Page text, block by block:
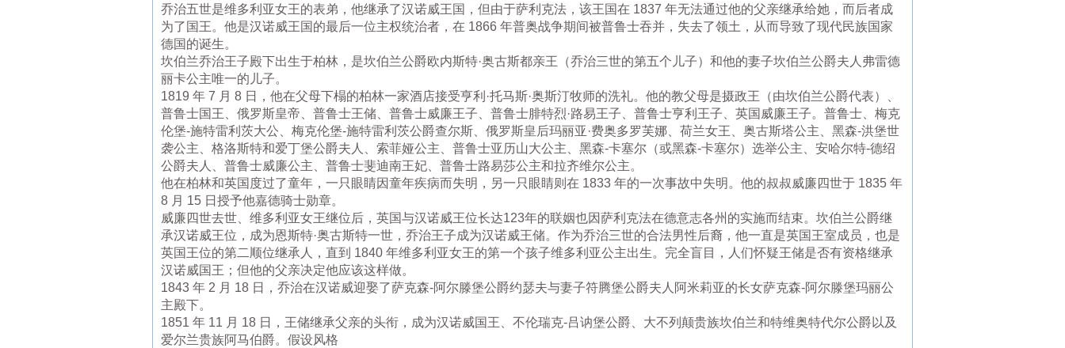
乔治五世是维多利亚女王的表弟，他继承了汉诺威王国，但由于萨利克法，该王国在 1837 年无法通过他的父亲继承给她，而后者成
为了国王。他是汉诺威王国的最后一位主权统治者，在 1866 年普奥战争期间被普鲁士吞并，失去了领土，从而导致了现代民族国家
德国的诞生。
坎伯兰乔治王子殿下出生于柏林，是坎伯兰公爵欧内斯特·奥古斯都亲王（乔治三世的第五个儿子）和他的妻子坎伯兰公爵夫人弗雷德
丽卡公主唯一的儿子。
1819 年 7 月 8 日，他在父母下榻的柏林一家酒店接受亨利·托马斯·奥斯汀牧师的洗礼。他的教父母是摄政王（由坎伯兰公爵代表）、
普鲁士国王、俄罗斯皇帝、普鲁士王储、普鲁士威廉王子、普鲁士腓特烈·路易王子、普鲁士亨利王子、英国威廉王子。普鲁士、梅克
伦堡-施特雷利茨大公、梅克伦堡-施特雷利茨公爵查尔斯、俄罗斯皇后玛丽亚·费奥多罗芙娜、荷兰女王、奥古斯塔公主、黑森-洪堡世
袭公主、格洛斯特和爱丁堡公爵夫人、索菲娅公主、普鲁士亚历山大公主、黑森-卡塞尔（或黑森-卡塞尔）选举公主、安哈尔特-德绍
公爵夫人、普鲁士威廉公主、普鲁士斐迪南王妃、普鲁士路易莎公主和拉齐维尔公主。
他在柏林和英国度过了童年，一只眼睛因童年疾病而失明，另一只眼睛则在 1833 年的一次事故中失明。他的叔叔威廉四世于 1835 年
8 月 15 日授予他嘉德骑士勋章。
威廉四世去世、维多利亚女王继位后，英国与汉诺威王位长达123年的联姻也因萨利克法在德意志各州的实施而结束。坎伯兰公爵继
承汉诺威王位，成为恩斯特·奥古斯特一世，乔治王子成为汉诺威王储。作为乔治三世的合法男性后裔，他一直是英国王室成员，也是
英国王位的第二顺位继承人，直到 1840 年维多利亚女王的第一个孩子维多利亚公主出生。完全盲目，人们怀疑王储是否有资格继承
汉诺威国王；但他的父亲决定他应该这样做。
1843 年 2 月 18 日，乔治在汉诺威迎娶了萨克森-阿尔滕堡公爵约瑟夫与妻子符腾堡公爵夫人阿米莉亚的长女萨克森-阿尔滕堡玛丽公
主殿下。
1851 年 11 月 18 日，王储继承父亲的头衔，成为汉诺威国王、不伦瑞克-吕讷堡公爵、大不列颠贵族坎伯兰和特维奥特代尔公爵以及
爱尔兰贵族阿马伯爵。假设风格